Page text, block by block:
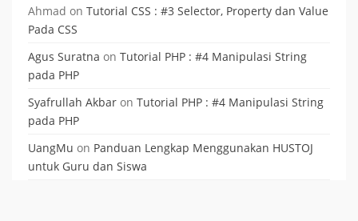
Ahmad on Tutorial CSS : #3 Selector, Property dan Value
Pada CSS
Agus Suratna on Tutorial PHP : #4 Manipulasi String
pada PHP
Syafrullah Akbar on Tutorial PHP : #4 Manipulasi String
pada PHP
UangMu on Panduan Lengkap Menggunakan HUSTOJ
untuk Guru dan Siswa